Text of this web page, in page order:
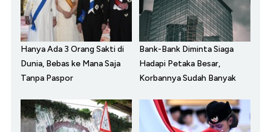
Hanya Ada 3 Orang Sakti di
Dunia, Bebas ke Mana Saja
Tanpa Paspor
Bank-Bank Diminta Siaga
Hadapi Petaka Besar,
Korbannya Sudah Banyak